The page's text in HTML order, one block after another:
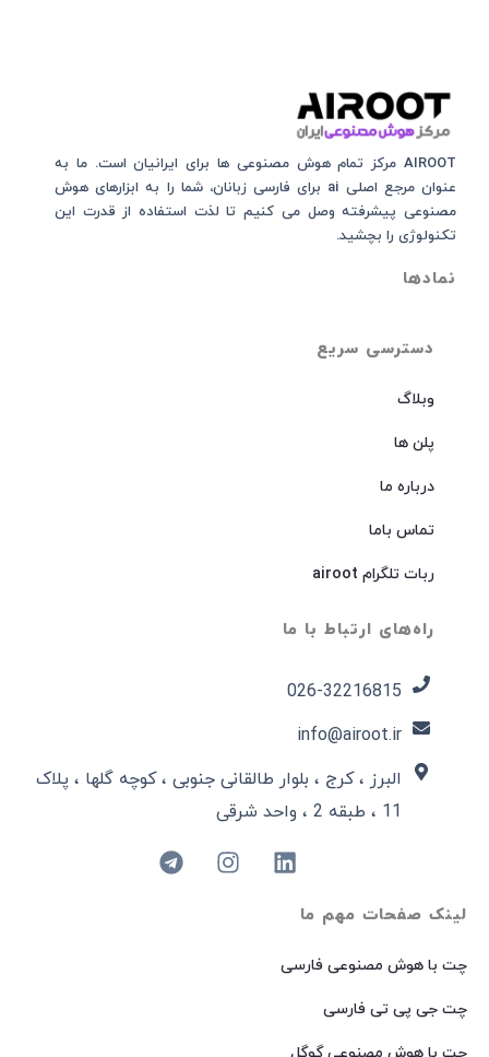
لینک صفحات مهم ما
چت با هوش مصنوعی فارسی
چت جی پی تی فارسی
دسترسی سریع
وبلاگ
پلن ها
درباره ما
تماس باما
ربات تلگرام airoot
راه‌های ارتباط با ما
026-32216815​
info@airoot.ir
البرز ، کرج ، بلوار طالقانی جنوبی ، کوچه گلها ، پلاک
11 ، طبقه 2 ، واحد شرقی
AIROOT مرکز تمام هوش مصنوعی‌‌‌ ها برای ایرانیان است. ما به
عنوان مرجع اصلی ai برای فارسی زبانان، شما را به ابزارهای هوش
مصنوعی پیشرفته وصل می کنیم تا لذت استفاده از قدرت این
تکنولوژی را بچشید.
نمادها